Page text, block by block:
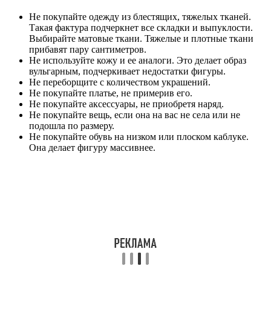
Не покупайте одежду из блестящих, тяжелых тканей.
Такая фактура подчеркнет все складки и выпуклости.
Выбирайте матовые ткани. Тяжелые и плотные ткани
прибавят пару сантиметров.
Не используйте кожу и ее аналоги. Это делает образ
вульгарным, подчеркивает недостатки фигуры.
Не переборщите с количеством украшений.
Не покупайте платье, не примерив его.
Не покупайте аксессуары, не приобретя наряд.
Не покупайте вещь, если она на вас не села или не
подошла по размеру.
Не покупайте обувь на низком или плоском каблуке.
Она делает фигуру массивнее.